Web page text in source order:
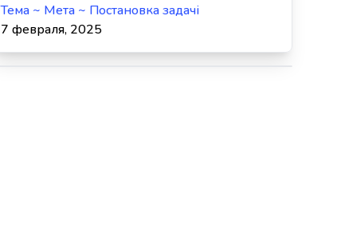
Тема ~ Мета ~ Постановка задачі
7 февраля, 2025